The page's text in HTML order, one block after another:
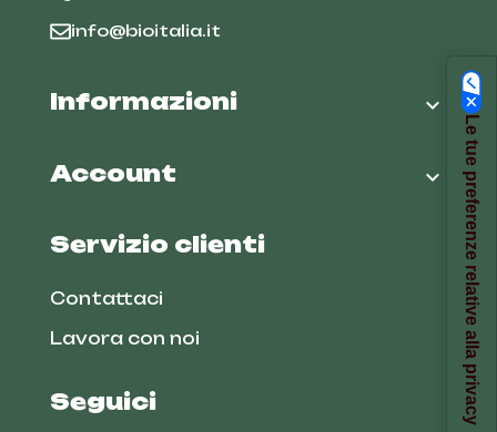
info@bioitalia.it
Informazioni 
Account 
Servizio clienti
Contattaci
Lavora con noi
Seguici Le tue preferenze relative alla privacy